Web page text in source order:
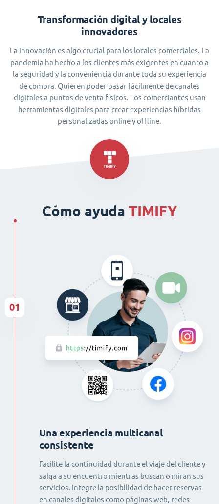
Transformación digital y locales
innovadores
La innovación es algo crucial para los locales comerciales. La
pandemia ha hecho a los clientes más exigentes en cuanto a
la seguridad y la conveniencia durante toda su experiencia
de compra. Quieren poder pasar fácilmente de canales
digitales a puntos de venta físicos. Los comerciantes usan
herramientas digitales para crear experiencias híbridas
personalizadas online y offline.
Cómo ayuda TIMIFY
Una experiencia multicanal
consistente
Facilite la continuidad durante el viaje del cliente y
salga a su encuentro mientras buscan o miran sus
servicios. Integre la posibilidad de hacer reservas
en canales digitales como páginas web, redes
01